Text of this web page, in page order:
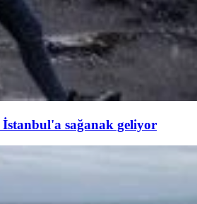
sağanak geliyor